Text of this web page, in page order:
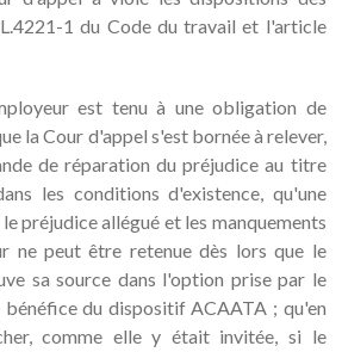
1 du Code du travail et l'article
est tenu à une obligation de
la Cour d'appel s'est bornée à relever,
de réparation du préjudice au titre
les conditions d'existence, qu'une
préjudice allégué et les manquements
ne peut être retenue dès lors que le
sa source dans l'option prise par le
du dispositif ACAATA ; qu'en
comme elle y était invitée, si le